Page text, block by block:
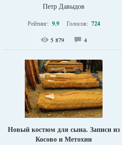
Петр Давыдов
Рейтинг: 9.9 Голосов: 724
5 879 4
Новый костюм для сына. Записи из
Косово и Метохии